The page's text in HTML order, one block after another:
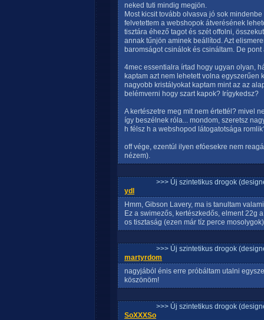
neked tuti mindig megjön.
Most kicsit tovább olvasva jó sok
felvetettem a webshopok átverésének
tisztára éhező tagot és szét offolni,
annak tűnjön aminek beállítod. Azt
baromságot csinálok és csináltam. De
4mec essentialra írtad hogy ugyan olyan,
kaptam azt nem lehetett volna egyszerűen
nagyobb kristályokat kaptam mint az az
belémverni hogy szart kapok? Irígykedsz?
A kertészetre meg mit nem értettél? mivel
így beszélnek róla... mondom, szeretsz
h félsz h a webshopod látogatotsága
off vége, ezentúl ilyen efóesekre nem
nézem).
>>> Új szintetikus drogok
ydl
Hmm, Gibson Lavery, ma is tanultam
Ez a swimezős, kertészkedős, elment 22g
os tisztaság (ezen már tíz perce
>>> Új szintetikus drogok
martyrdom
nagyjából énis erre próbáltam utalni
köszönöm!
>>> Új szintetikus drogok
SoXXXSo